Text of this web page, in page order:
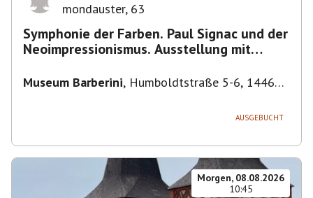
mondauster, 63
Symphonie der Farben. Paul Signac und der
Neoimpressionismus. Ausstellung mit
Museum Barberini, Humboldtstraße 5-6, 14467
AUSGEBUCHT
Morgen, 08.08.2026
10:45